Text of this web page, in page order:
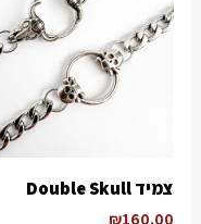
צמיד Double Skull
₪160.00